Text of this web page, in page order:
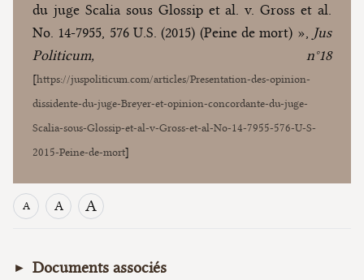
A A A
Documents associés
du juge Scalia sous Glossip et al. v. Gross et al.
No. 14-7955, 576 U.S. (2015) (Peine de mort) », Jus
Politicum, n°18
[https://juspoliticum.com/articles/Presentation-des-opinion-
dissidente-du-juge-Breyer-et-opinion-concordante-du-juge-
Scalia-sous-Glossip-et-al-v-Gross-et-al-No-14-7955-576-U-S-
2015-Peine-de-mort]